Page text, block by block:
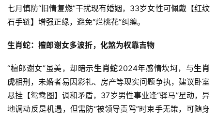
七月慎防“旧情复燃”干扰现有婚姻，33岁女性可佩戴【红纹
石手链】增强正缘，避免“烂桃花”纠缠。
生肖蛇：檀郎谢女多波折，化煞为权靠吉物
“檀郎谢女”虽美，却暗示生肖蛇2024年感情坎坷，与生肖
虎相刑，未婚者易因彩礼、房产等现实问题争执，建议卧室
悬挂【鸳鸯图】调和矛盾，37岁男性事业逢“驿马”星动，异
地调动反是机遇，但需防“被领导责骂”时束手无策，可随身